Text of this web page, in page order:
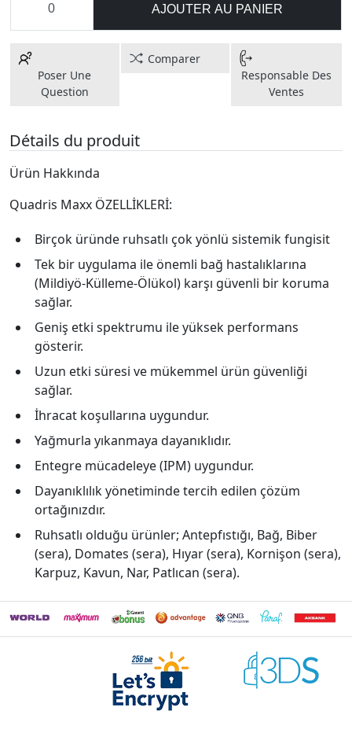
AJOUTER AU PANIER
Poser Une
Question
Comparer
Responsable Des
Ventes
Détails du produit
Ürün Hakkında
Quadris Maxx ÖZELLİKLERİ:
Birçok üründe ruhsatlı çok yönlü sistemik fungisit
Tek bir uygulama ile önemli bağ hastalıklarına
(Mildiyö-Külleme-Ölükol) karşı güvenli bir koruma
sağlar.
Geniş etki spektrumu ile yüksek performans
gösterir.
Uzun etki süresi ve mükemmel ürün güvenliği
sağlar.
İhracat koşullarına uygundur.
Yağmurla yıkanmaya dayanıklıdır.
Entegre mücadeleye (IPM) uygundur.
Dayanıklılık yönetiminde tercih edilen çözüm
ortağınızdır.
Ruhsatlı olduğu ürünler; Antepfıstığı, Bağ, Biber
(sera), Domates (sera), Hıyar (sera), Kornişon (sera),
Karpuz, Kavun, Nar, Patlıcan (sera).